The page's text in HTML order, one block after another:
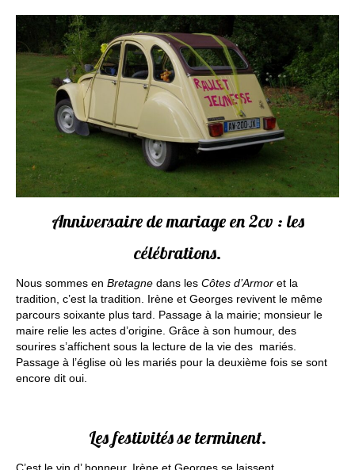
Anniversaire de mariage en 2cv : les
célébrations.
Nous sommes en Bretagne dans les Côtes d’Armor et la
tradition, c’est la tradition. Irène et Georges revivent le même
parcours soixante plus tard. Passage à la mairie; monsieur le
maire relie les actes d’origine. Grâce à son humour, des
sourires s’affichent sous la lecture de la vie des mariés.
Passage à l’église où les mariés pour la deuxième fois se sont
encore dit oui.
Les festivités se terminent.